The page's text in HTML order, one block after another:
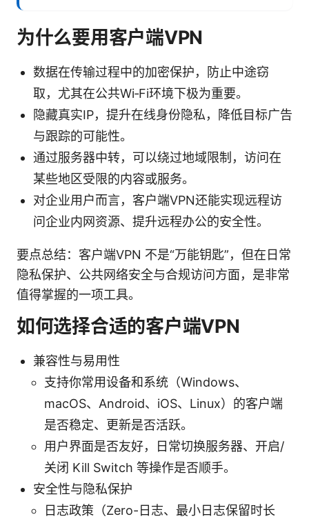
为什么要用客户端VPN
数据在传输过程中的加密保护，防止中途窃
取，尤其在公共Wi‑Fi环境下极为重要。
隐藏真实IP，提升在线身份隐私，降低目标广告
与跟踪的可能性。
通过服务器中转，可以绕过地域限制，访问在
某些地区受限的内容或服务。
对企业用户而言，客户端VPN还能实现远程访
问企业内网资源、提升远程办公的安全性。
要点总结：客户端VPN 不是“万能钥匙”，但在日常
隐私保护、公共网络安全与合规访问方面，是非常
值得掌握的一项工具。
如何选择合适的客户端VPN
兼容性与易用性
支持你常用设备和系统（Windows、
macOS、Android、iOS、Linux）的客户端
是否稳定、更新是否活跃。
用户界面是否友好，日常切换服务器、开启/
关闭 Kill Switch 等操作是否顺手。
安全性与隐私保护
日志政策（Zero-日志、最小日志保留时长